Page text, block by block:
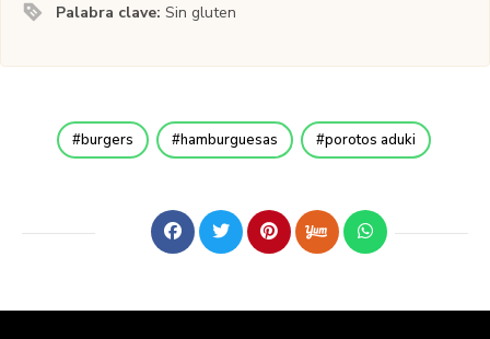
Palabra clave:Sin gluten
burgers hamburguesas porotos aduki